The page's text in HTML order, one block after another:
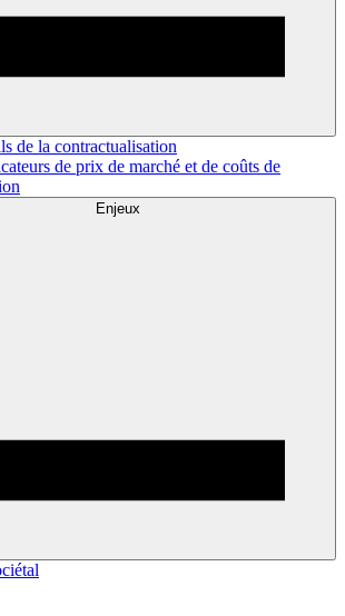
de la contractualisation
de prix de marché et de coûts de
Enjeux